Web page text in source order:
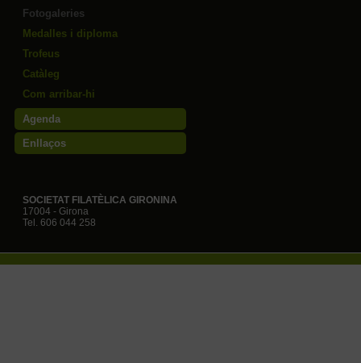
Fotogaleries
Medalles i diploma
Trofeus
Catàleg
Com arribar-hi
Agenda
Enllaços
SOCIETAT FILATÈLICA GIRONINA
17004 - Girona
Tel. 606 044 258